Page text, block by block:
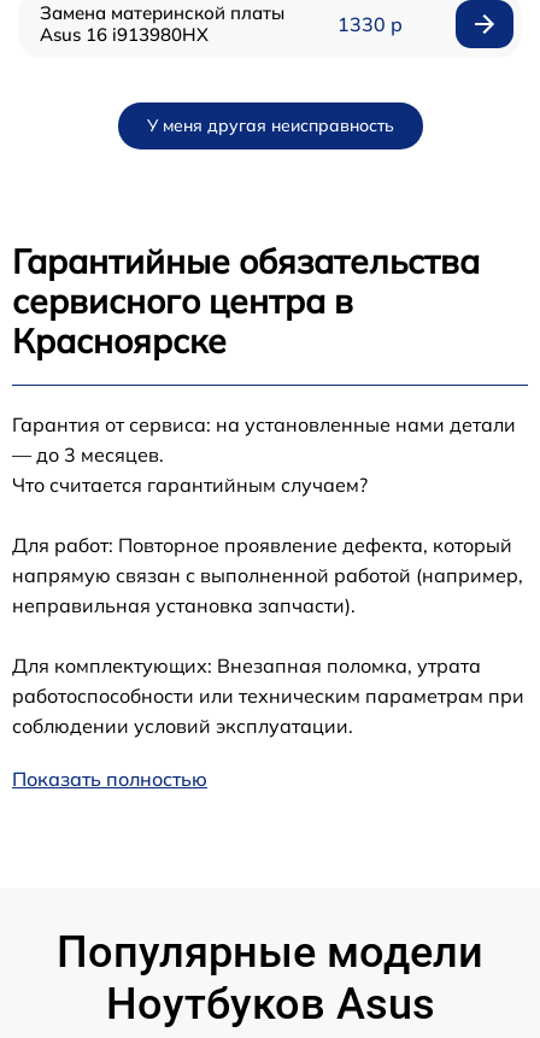
Замена материнской платы
Asus 16 i913980HX
1330 р
У меня другая неисправность
Гарантийные обязательства
сервисного центра в
Красноярске
Гарантия от сервиса: на установленные нами детали
— до 3 месяцев.
Что считается гарантийным случаем?
Для работ: Повторное проявление дефекта, который
напрямую связан с выполненной работой (например,
неправильная установка запчасти).
Для комплектующих: Внезапная поломка, утрата
работоспособности или техническим параметрам при
соблюдении условий эксплуатации.
Показать полностью
Популярные модели
Ноутбуков Asus